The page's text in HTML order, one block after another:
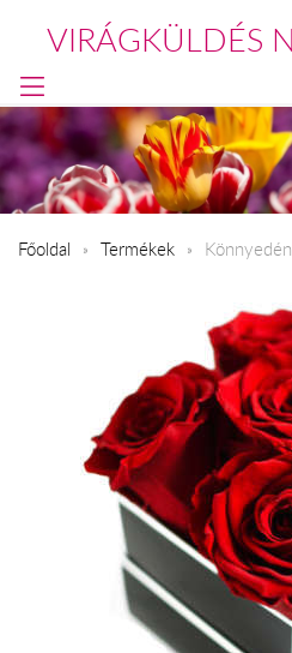
VIRÁGKÜLDÉS
Főoldal Termékek